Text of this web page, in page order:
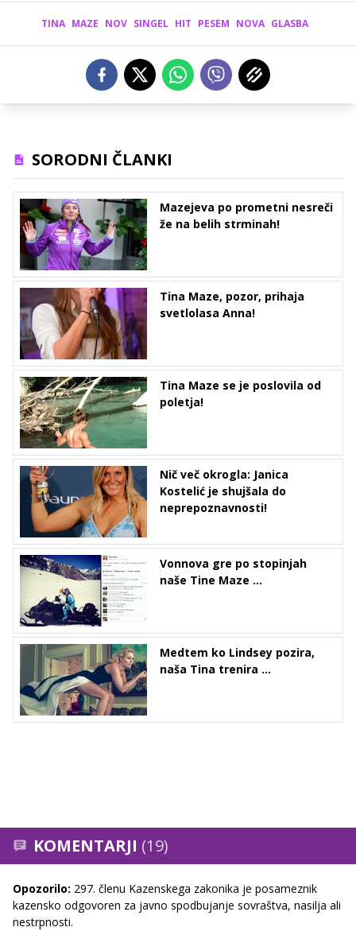
TINA MAZE NOV SINGEL HIT PESEM NOVA GLASBA
SORODNI ČLANKI
Mazejeva po prometni nesreči
že na belih strminah!
Tina Maze, pozor, prihaja
svetlolasa Anna!
Tina Maze se je poslovila od
poletja!
Nič več okrogla: Janica
Kostelić je shujšala do
neprepoznavnosti!
Vonnova gre po stopinjah
naše Tine Maze ...
Medtem ko Lindsey pozira,
naša Tina trenira ...
KOMENTARJI (19)
Opozorilo: 297. členu Kazenskega zakonika je posameznik
kazensko odgovoren za javno spodbujanje sovraštva, nasilja ali
nestrpnosti.